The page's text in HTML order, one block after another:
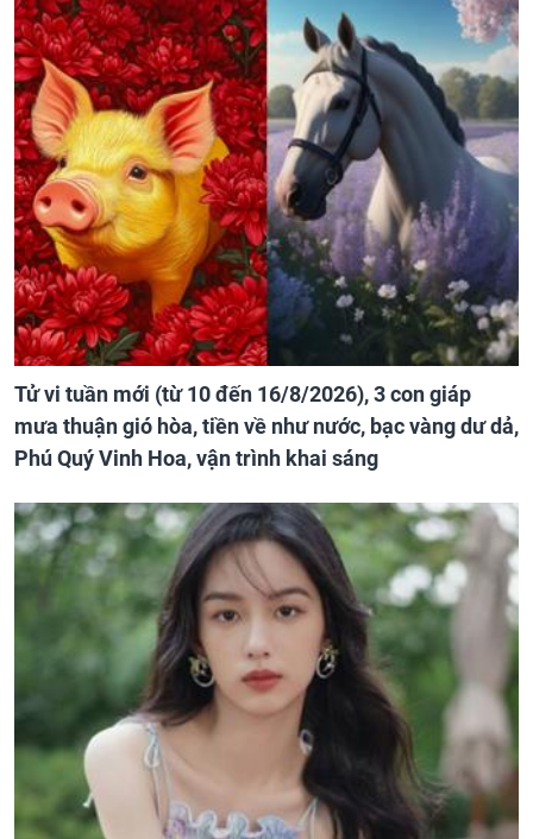
Tử vi tuần mới (từ 10 đến 16/8/2026), 3 con giáp
mưa thuận gió hòa, tiền về như nước, bạc vàng dư dả,
Phú Quý Vinh Hoa, vận trình khai sáng